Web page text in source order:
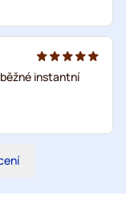
instantní